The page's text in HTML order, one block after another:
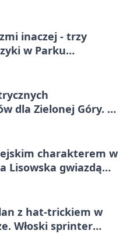
inaczej - trzy
w Parku
dla Zielonej Góry. To
charakterem w
Lisowska gwiazdą
z hat-trickiem w
Włoski sprinter